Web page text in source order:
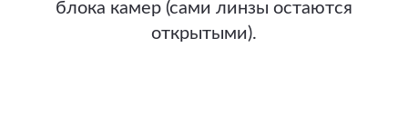
блока камер (сами линзы остаются
открытыми).